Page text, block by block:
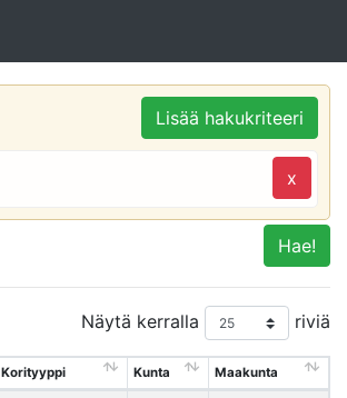
Lisää hakukriteeri
x
Hae!
Näytä kerralla riviä
Korityyppi Kunta Maakunta